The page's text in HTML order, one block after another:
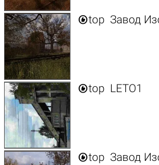
top Завод
top LETO1
top Завод